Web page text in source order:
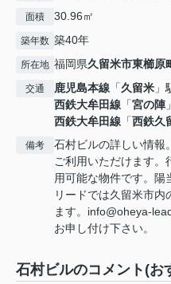
面積 30.96㎡
築年数 築40年
所在地 福岡県久留米市東櫛原
交通 鹿児島本線 「久留米 」
西鉄大牟田線 「宮の陣
西鉄大牟田線 「西鉄久
備考
石村ビルの詳しい情報
ご利用いただけます。
用可能な物件です。陽
リードでは久留米市内
ます。info@oheya-
お申し付け下さい。
石村ビルのコメント(お